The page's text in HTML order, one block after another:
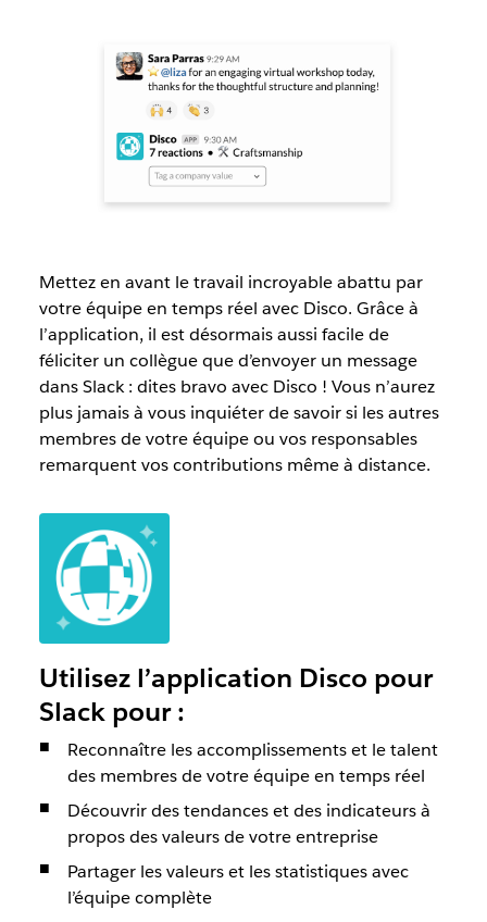
Mettez en avant le travail incroyable abattu par
votre équipe en temps réel avec Disco. Grâce à
l’application, il est désormais aussi facile de
féliciter un collègue que d’envoyer un message
dans Slack : dites bravo avec Disco ! Vous n’aurez
plus jamais à vous inquiéter de savoir si les autres
membres de votre équipe ou vos responsables
remarquent vos contributions même à distance.
Utilisez l’application Disco pour
Slack pour :
Reconnaître les accomplissements et le talent
des membres de votre équipe en temps réel
Découvrir des tendances et des indicateurs à
propos des valeurs de votre entreprise
Partager les valeurs et les statistiques avec
l’équipe complète